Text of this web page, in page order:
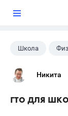
Школа
Никита
гто для